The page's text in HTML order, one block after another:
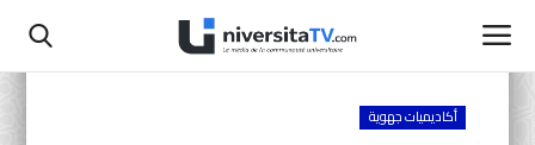
أكاديميات جهوية